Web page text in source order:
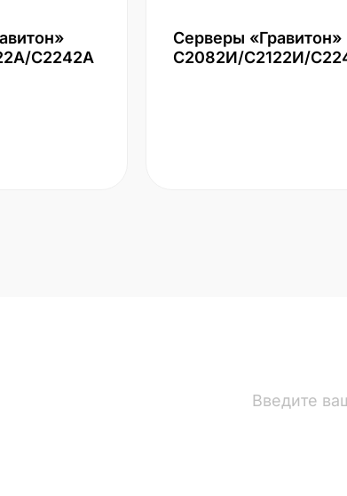
С2242А
Серверы «Гравитон»
С2082И/С2122И/